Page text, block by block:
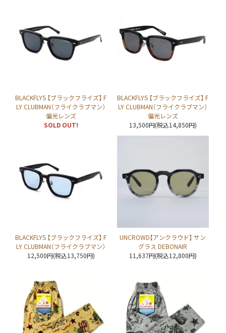
BLACKFLYS 【ブラックフライズ】 F
LY CLUBMAN（フライクラブマン）
偏光レンズ
SOLD OUT!
BLACKFLYS 【ブラックフライズ】 F
LY CLUBMAN（フライクラブマン）
偏光レンズ
13,500円(税込14,850円)
BLACKFLYS 【ブラックフライズ】 F
LY CLUBMAN（フライクラブマン）
12,500円(税込13,750円)
UNCROWD【アンクラウド】 サン
グラス DEBONAIR
11,637円(税込12,800円)